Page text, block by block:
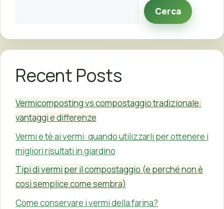
Cerca
Recent Posts
Vermicomposting vs compostaggio tradizionale:
vantaggi e differenze
Vermi e tè ai vermi: quando utilizzarli per ottenere i
migliori risultati in giardino
Tipi di vermi per il compostaggio (e perché non è
così semplice come sembra)
Come conservare i vermi della farina?